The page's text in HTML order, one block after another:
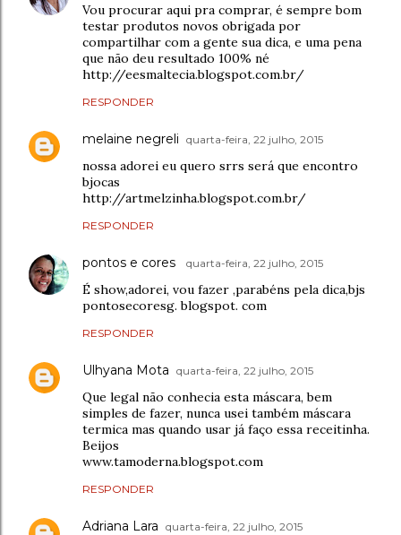
Vou procurar aqui pra comprar, é sempre bom
testar produtos novos obrigada por
compartilhar com a gente sua dica, e uma pena
que não deu resultado 100% né
http://eesmaltecia.blogspot.com.br/
RESPONDER
melaine negreli quarta-feira, 22 julho, 2015
nossa adorei eu quero srrs será que encontro
bjocas
http://artmelzinha.blogspot.com.br/
RESPONDER
pontos e cores quarta-feira, 22 julho, 2015
É show,adorei, vou fazer ,parabéns pela dica,bjs
pontosecoresg. blogspot. com
RESPONDER
Ulhyana Mota quarta-feira, 22 julho, 2015
Que legal não conhecia esta máscara, bem
simples de fazer, nunca usei também máscara
termica mas quando usar já faço essa receitinha.
Beijos
www.tamoderna.blogspot.com
RESPONDER
Adriana Lara quarta-feira, 22 julho, 2015